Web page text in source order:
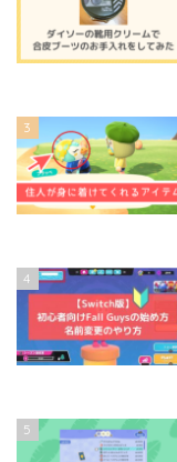
3
4
5